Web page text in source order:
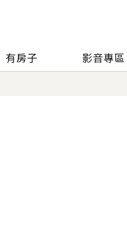
有房子 影音專區